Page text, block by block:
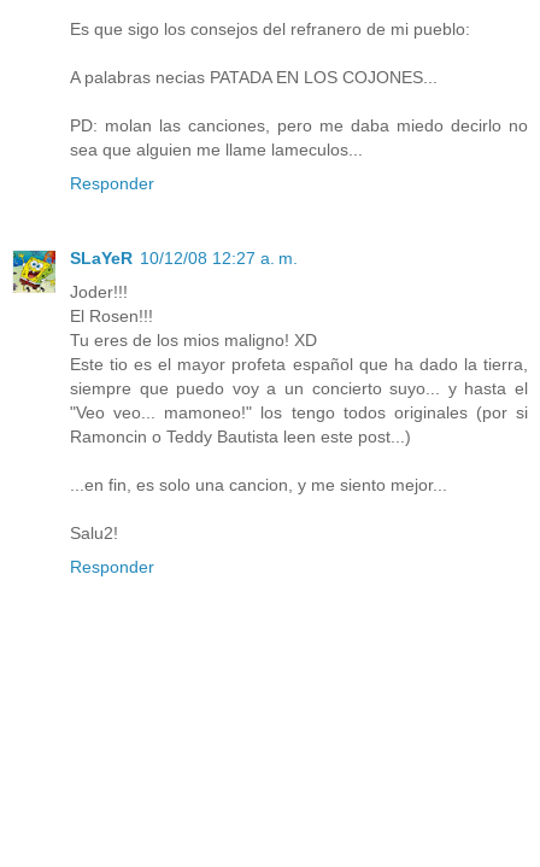
Es que sigo los consejos del refranero de mi pueblo:
A palabras necias PATADA EN LOS COJONES...
PD: molan las canciones, pero me daba miedo decirlo no
sea que alguien me llame lameculos...
Responder
SLaYeR 10/12/08 12:27 a. m.
Joder!!!
El Rosen!!!
Tu eres de los mios maligno! XD
Este tio es el mayor profeta español que ha dado la tierra,
siempre que puedo voy a un concierto suyo... y hasta el
"Veo veo... mamoneo!" los tengo todos originales (por si
Ramoncin o Teddy Bautista leen este post...)
...en fin, es solo una cancion, y me siento mejor...
Salu2!
Responder